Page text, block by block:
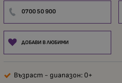
0700 50 900
ДОБАВИ В ЛЮБИМИ
Възраст - диапазон: 0+